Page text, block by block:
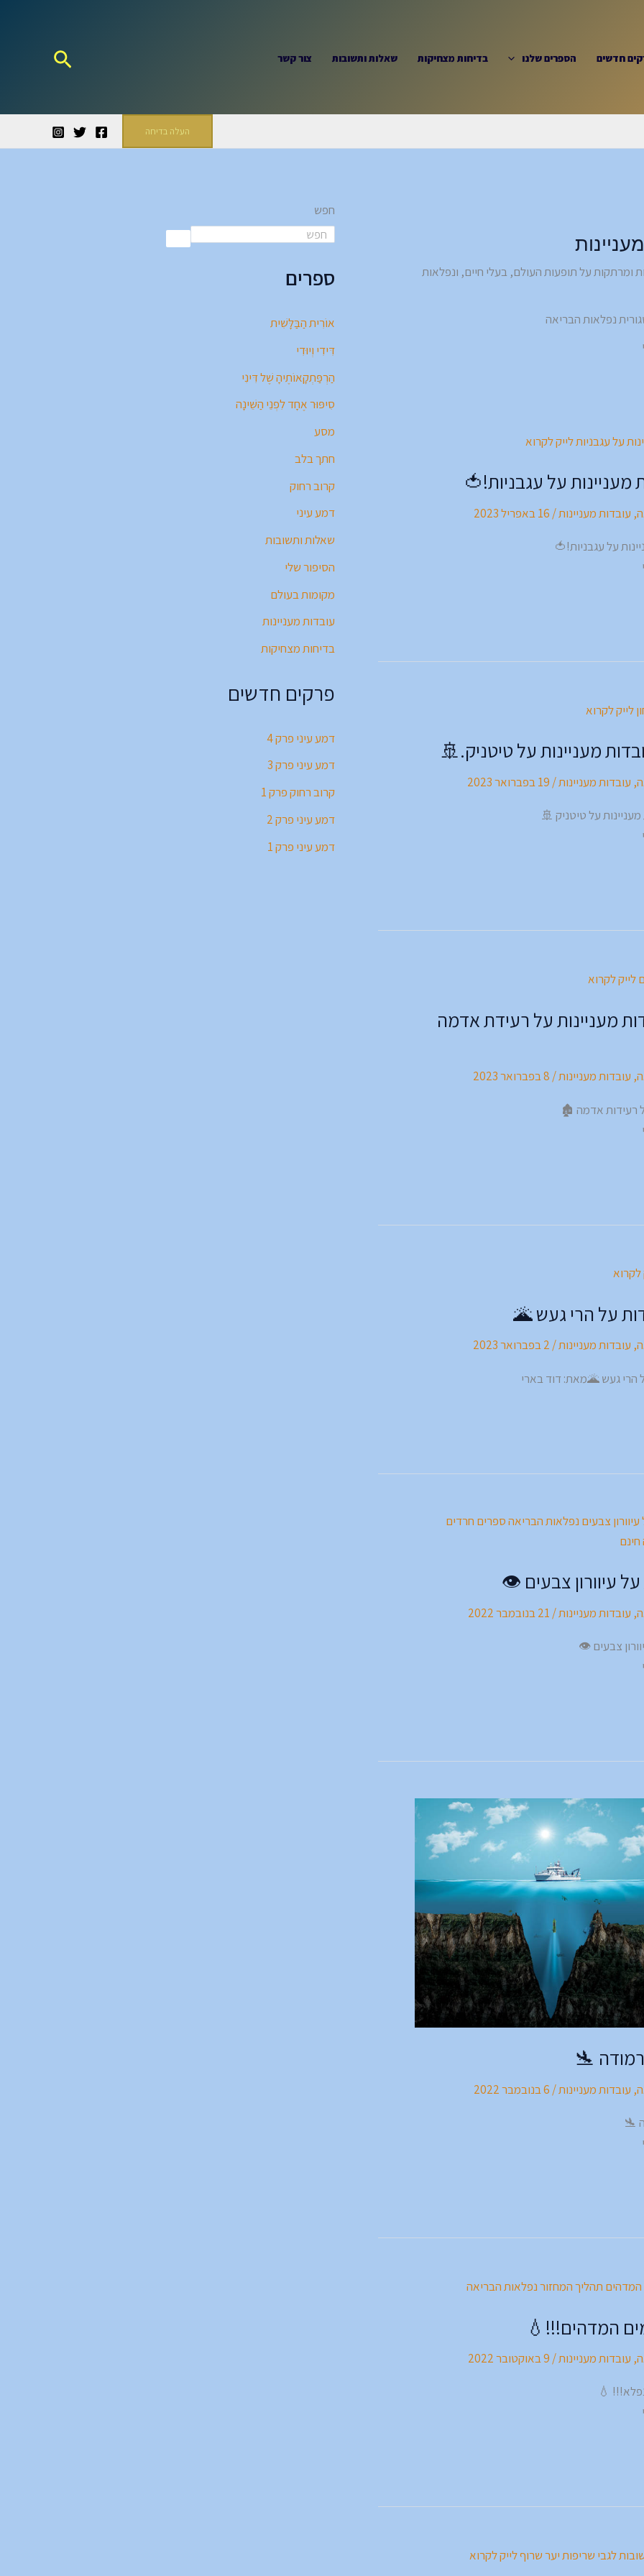
חדשים הספרים שלנו בדיחות מצחיקות שאלות ותשובות צור קשר חיפוש
העלה בדיחה
ומרתקות על תופעות העולם, בעלי חיים, ונפלאות
נפלאות הבריאה
, עובדות מעניינות/ 16 באפריל 2023
מעניינות על טיטניק.🚢
, עובדות מעניינות/ 19 בפברואר 2023
על טיטניק 🚢
מעניינות על רעידת אדמה
, עובדות מעניינות/ 8 בפברואר 2023
רעידות אדמה 🏚️
על הרי געש 🌋
, עובדות מעניינות/2 בפברואר 2023
הרי געש 🌋מאת: דוד בארי
, עובדות מעניינות/ 21 בנובמבר 2022
🛬
, עובדות מעניינות/ 6 בנובמבר 2022
🛬
המדהים!!!💧
, עובדות מעניינות/ 9 באוקטובר 2022
💧
חפש
ספרים
אוֹרִית הַבַּלָּשִׁית
דִּידִי וְיוּדִי
הַרְפַּתְקָאוֹתֶיהָ שֶׁל דִּינִי
סִיפּוּר אֶחָד לִפְנֵי הַשֵּׁינָה
מסע
חתך בלב
קרוב רחוק
דמע עיני
שאלות ותשובות
הסיפור שלי
מקומות בעולם
עובדות מעניינות
בדיחות מצחיקות
פרקים חדשים
דמע עיני פרק 4
דמע עיני פרק 3
קרוב רחוק פרק 1
דמע עיני פרק 2
דמע עיני פרק 1